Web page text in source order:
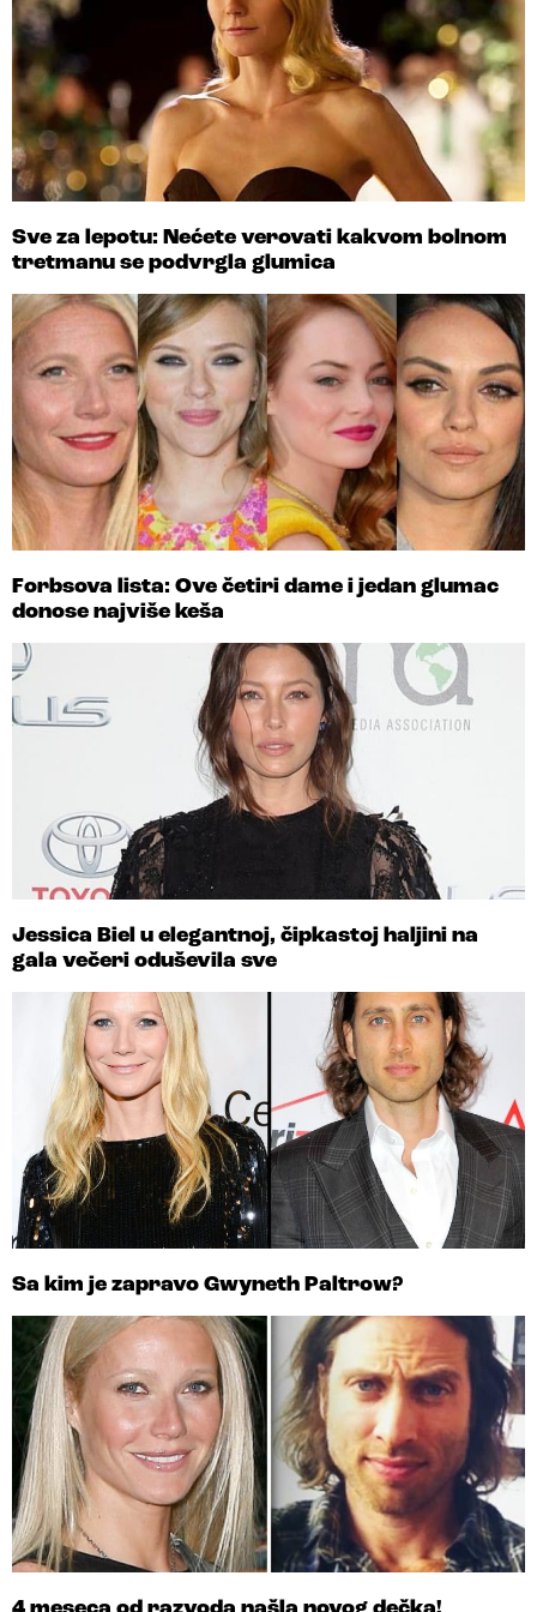
Sve za lepotu: Nećete verovati kakvom bolnom
tretmanu se podvrgla glumica
Forbsova lista: Ove četiri dame i jedan glumac
donose najviše keša
Jessica Biel u elegantnoj, čipkastoj haljini na
gala večeri oduševila sve
Sa kim je zapravo Gwyneth Paltrow?